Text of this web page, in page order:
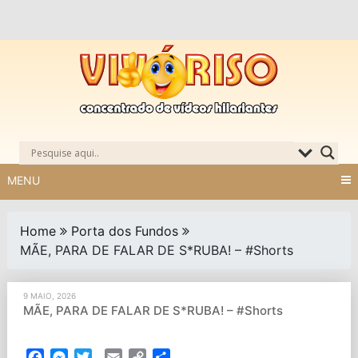
MENU
Home
Porta dos Fundos
MÃE, PARA DE FALAR DE S*RUBA! – #Shorts
9 MAIO, 2026
MÃE, PARA DE FALAR DE S*RUBA! – #Shorts